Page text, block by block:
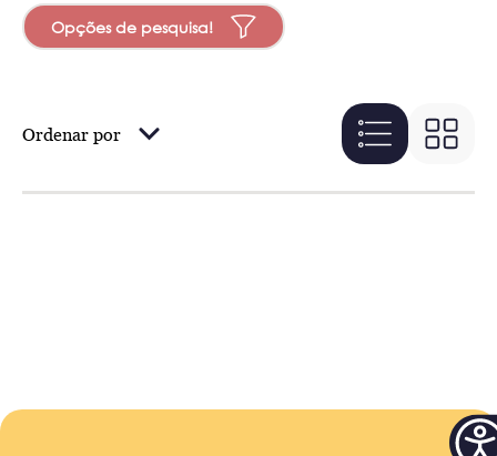
Opções de pesquisa!
Ordenar por